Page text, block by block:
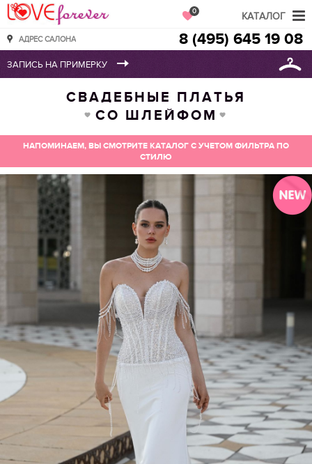
Love Forever
АДРЕС САЛОНА
0
8 (495) 645 19 08
СВАДЕБНЫЕ ПЛАТЬЯ
СО ШЛЕЙФОМ
НАПОМИНАЕМ, ВЫ СМОТРИТЕ КАТАЛОГ С УЧЕТОМ ФИЛЬТРА ПО
СТИЛЮ
КАТАЛОГ